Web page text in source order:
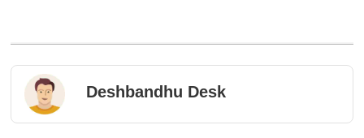
Deshbandhu Desk